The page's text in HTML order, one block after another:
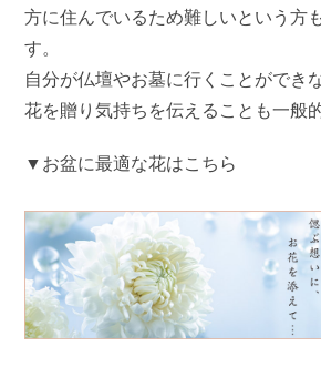
方に住んでいるため難しいという方
す。
自分が仏壇やお墓に行くことができ
花を贈り気持ちを伝えることも一般
▼お盆に最適な花はこちら